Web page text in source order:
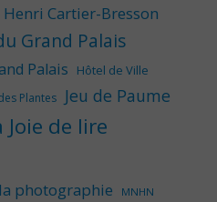
Cartier-Bresson
Grand Palais
Palais Hôtel de Ville
Plantes Jeu de Paume
Joie de lire
photographie
MNHN